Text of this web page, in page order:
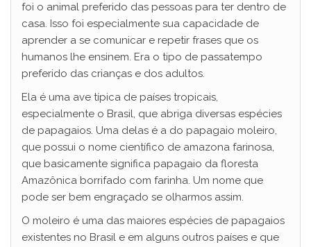
foi o animal preferido das pessoas para ter dentro de
casa. Isso foi especialmente sua capacidade de
aprender a se comunicar e repetir frases que os
humanos lhe ensinem. Era o tipo de passatempo
preferido das crianças e dos adultos.
Ela é uma ave típica de países tropicais,
especialmente o Brasil, que abriga diversas espécies
de papagaios. Uma delas é a do papagaio moleiro,
que possui o nome científico de amazona farinosa,
que basicamente significa papagaio da floresta
Amazônica borrifado com farinha. Um nome que
pode ser bem engraçado se olharmos assim.
O moleiro é uma das maiores espécies de papagaios
existentes no Brasil e em alguns outros países e que